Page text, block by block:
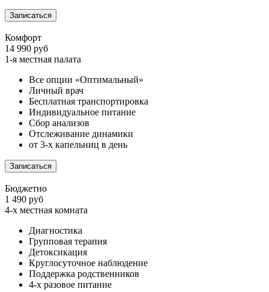
Записаться
Комфорт
14 990 руб
1-я местная палата
Все опции «Оптимальный»
Личный врач
Бесплатная транспортировка
Индивидуальное питание
Сбор анализов
Отслеживание динамики
от 3-х капельниц в день
Записаться
Бюджетно
1 490 руб
4-х местная комната
Диагностика
Групповая терапия
Детоксикация
Круглосуточное наблюдение
Поддержка родственников
4-х разовое питание